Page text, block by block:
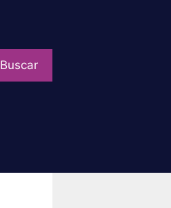
Buscar